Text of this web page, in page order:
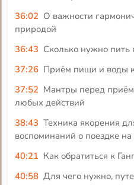
36:02 О важности
природой
36:43 Сколько нужно пить
37:26 Приём пищи и воды
37:52 Мантры перед
любых действий
38:43 Техника якорения
воспоминаний о поездке на
40:21 Как обратиться к
40:58 Для чего нужно,